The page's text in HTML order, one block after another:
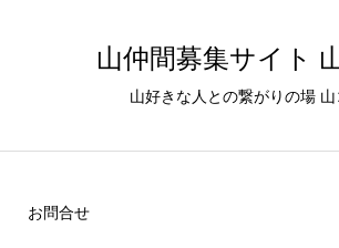
山仲間募集サイト
山好きな人との繋がりの場 山
お問合せ